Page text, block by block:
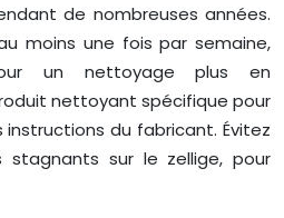
de nombreuses années.
moins une fois par semaine,
un nettoyage plus en
nettoyant spécifique pour
du fabricant. Évitez
stagnants sur le zellige, pour